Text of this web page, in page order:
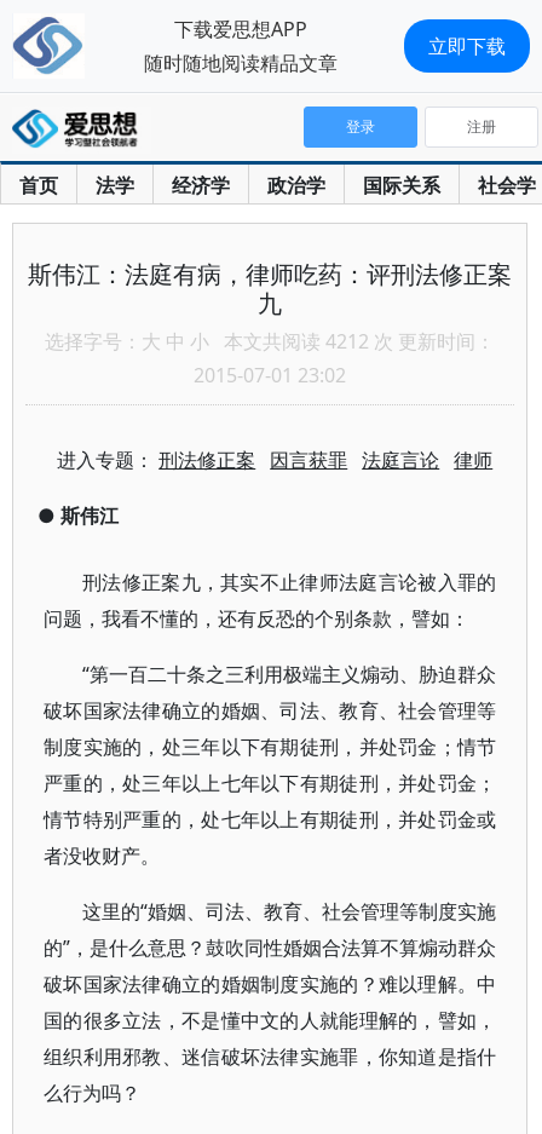
首页 法学 经济学 政治学 国际关系 社会学
登录 注册
斯伟江：法庭有病，律师吃药：评刑法修正案
九
选择字号： 大 中 小 本文共阅读 4212 次 更新时间：
2015-07-01 23:02
进入专题：刑法修正案 因言获罪 法庭言论 律师
● 斯伟江
刑法修正案九，其实不止律师法庭言论被入罪的
问题，我看不懂的，还有反恐的个别条款，譬如：
“第一百二十条之三利用极端主义煽动、胁迫群众
破坏国家法律确立的婚姻、司法、教育、社会管理等
制度实施的，处三年以下有期徒刑，并处罚金；情节
严重的，处三年以上七年以下有期徒刑，并处罚金；
情节特别严重的，处七年以上有期徒刑，并处罚金或
者没收财产。
这里的“婚姻、司法、教育、社会管理等制度实施
的”，是什么意思？鼓吹同性婚姻合法算不算煽动群众
破坏国家法律确立的婚姻制度实施的？难以理解。中
国的很多立法，不是懂中文的人就能理解的，譬如，
组织利用邪教、迷信破坏法律实施罪，你知道是指什
么行为吗？
下载爱思想APP
随时随地阅读精品文章
立即下载